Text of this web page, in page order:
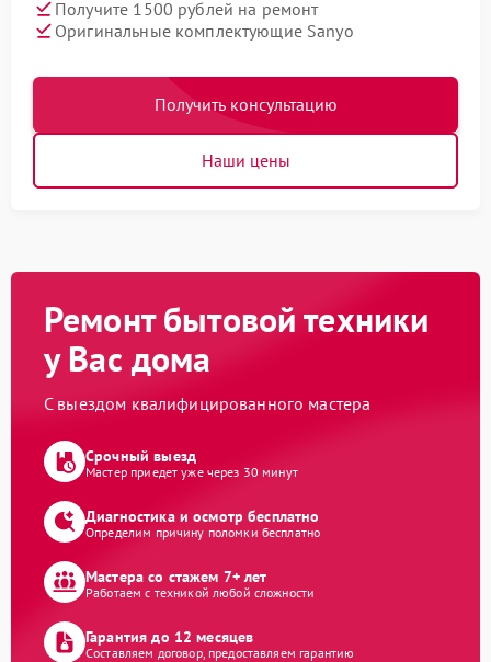
Получите 1500 рублей на ремонт
Оригинальные комплектующие Sanyo
Получить консультацию
Наши цены
Ремонт бытовой техники
у Вас дома
С выездом квалифицированного мастера
Срочный выезд
Мастер приедет уже через 30 минут
Диагностика и осмотр бесплатно
Определим причину поломки бесплатно
Мастера со стажем 7+ лет
Работаем с техникой любой сложности
Гарантия до 12 месяцев
Составляем договор, предоставляем гарантию